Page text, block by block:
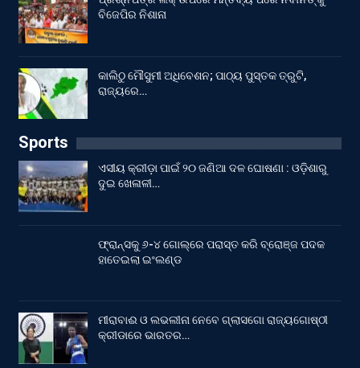
ବିଜେପିର ନିଶାନା
କାଲିଠୁ ମୌସୁମୀ ଅଧିବେଶନ; ପାଠ୍ୟ ପୁସ୍ତକ ତ୍ରୁଟି,
ରାଜ୍ୟରେ…
Sports
ଏସୀୟ କ୍ରୀଡ଼ା ପାଇଁ ୨୦ ଜଣିଆ ଦଳ ଘୋଷଣା : ଓଡ଼ିଶାରୁ
ଦୁଇ ଖେଳାଳୀ…
ଫ୍ରାନ୍ସକୁ ୬-୪ ଗୋଲ୍‌ରେ ପରାସ୍ତ କରି ବ୍ରୋଞ୍ଜ ପଦକ
ହାତେଇଲା ଇଂଲଣ୍ଡ
ମୀରାବାଈ ଓ ଲଭଲୀନା ନେବେ ଗ୍ଲାସଗୋ ରାଜ୍ୟଗୋଷ୍ଠୀ
କ୍ରୀଡାରେ ଭାରତର…